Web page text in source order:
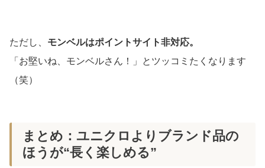
ただし、 モンベルはポイントサイト非対応。
「お堅いね、モンベルさん！」とツッコミたくなります
（笑）
まとめ：ユニクロよりブランド品の
ほうが“長く楽しめる”